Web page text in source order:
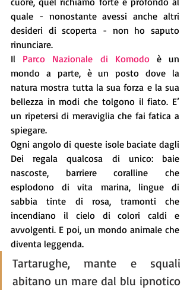
quale - nonostante avessi anche altri
desideri di scoperta - non ho saputo
rinunciare.
Il Parco Nazionale di Komodo è un
mondo a parte, è un posto dove la
natura mostra tutta la sua forza e la sua
bellezza in modi che tolgono il fiato. E’
un ripetersi di meraviglia che fai fatica a
spiegare.
Ogni angolo di queste isole baciate dagli
Dei regala qualcosa di unico: baie
nascoste, barriere coralline che
esplodono di vita marina, lingue di
sabbia tinte di rosa, tramonti che
incendiano il cielo di colori caldi e
avvolgenti. E poi, un mondo animale che
diventa leggenda.
Tartarughe, mante e squali
abitano un mare dal blu ipnotico